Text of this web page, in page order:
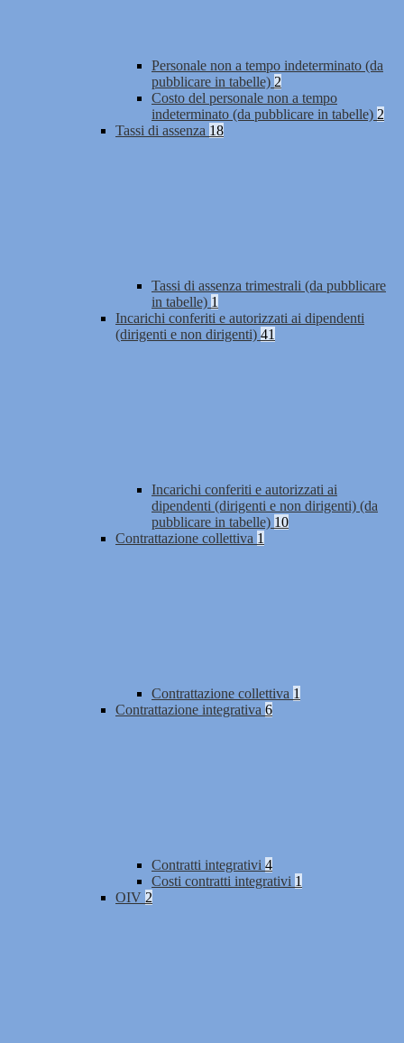
Personale non a tempo indeterminato (da
pubblicare in tabelle) 2
Costo del personale non a tempo
indeterminato (da pubblicare in tabelle) 2
Tassi di assenza 18
Tassi di assenza trimestrali (da pubblicare
in tabelle) 1
Incarichi conferiti e autorizzati ai dipendenti
(dirigenti e non dirigenti) 41
Incarichi conferiti e autorizzati ai
dipendenti (dirigenti e non dirigenti) (da
pubblicare in tabelle) 10
Contrattazione collettiva 1
Contrattazione collettiva 1
Contrattazione integrativa 6
Contratti integrativi 4
Costi contratti integrativi 1
OIV 2